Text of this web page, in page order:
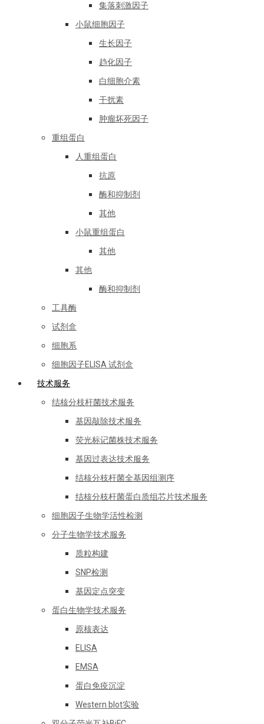
集落刺激因子
小鼠细胞因子
生长因子
趋化因子
白细胞介素
干扰素
肿瘤坏死因子
重组蛋白
人重组蛋白
抗原
酶和抑制剂
其他
小鼠重组蛋白
其他
其他
酶和抑制剂
工具酶
试剂盒
细胞系
细胞因子ELISA 试剂盒
技术服务
结核分枝杆菌技术服务
基因敲除技术服务
荧光标记菌株技术服务
基因过表达技术服务
结核分枝杆菌全基因组测序
结核分枝杆菌蛋白质组芯片技术服务
细胞因子生物学活性检测
分子生物学技术服务
质粒构建
SNP检测
基因定点突变
蛋白生物学技术服务
原核表达
ELISA
EMSA
蛋白免疫沉淀
Western blot实验